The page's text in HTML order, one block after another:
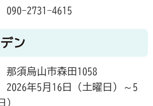
2731-4615
ン
山市森田1058
年5月16日（土曜日）～5
）